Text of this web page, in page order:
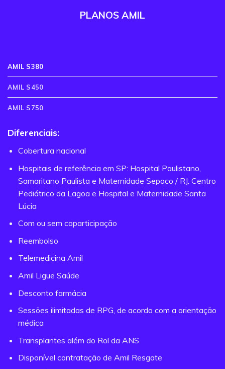
PLANOS AMIL
AMIL S380
AMIL S450
AMIL S750
Diferenciais:
Cobertura nacional
Hospitais de referência em SP: Hospital Paulistano,
Samaritano Paulista e Maternidade Sepaco / RJ: Centro
Pediátrico da Lagoa e Hospital e Maternidade Santa
Lúcia
Com ou sem coparticipação
Reembolso
Telemedicina Amil
Amil Ligue Saúde
Desconto farmácia
Sessões ilimitadas de RPG, de acordo com a orientação
médica
Transplantes além do Rol da ANS
Disponível contratação de Amil Resgate